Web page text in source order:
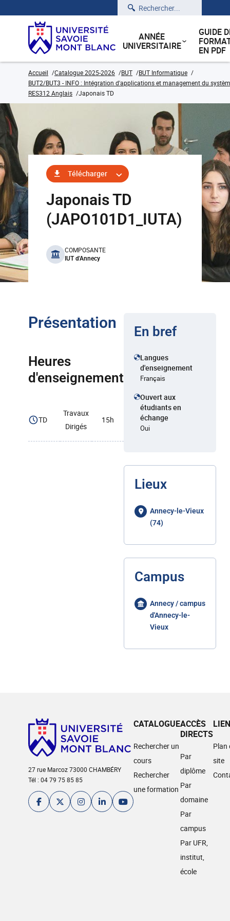
Rechercher
ANNÉE
UNIVERSITAIRE
GUIDE
EN PDF
Accueil Catalogue 2025-2026 BUT
BUT Informatique
BUT2/BUT3 - INFO : Intégration d'applications et management du
RES312 Anglais
Japonais TD
Télécharger
Japonais TD
(JAPO101D1_IUTA)
benefits
COMPOSANTE
IUT d'Annecy
Présentation
Heures
d'enseignement
TD
Travaux
Dirigés
15h
En bref
Langues
d'enseignement
Français
Ouvert aux
étudiants en
échange
Oui
Lieux
Annecy-le-Vieux
(74)
Campus
Annecy / campus
d'Annecy-le-
Vieux
27 rue Marcoz 73000 CHAMBÉRY
Tél : 04 79 75 85 85
CATALOGUE
Rechercher un
cours
Rechercher
une formation
ACCÈS
DIRECTS
Par
diplôme
Par
domaine
Par
campus
Par UFR,
institut,
école
Plan
site